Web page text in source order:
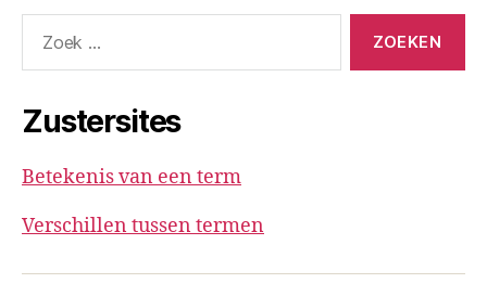
naar:
Zustersites
Betekenis van een term
Verschillen tussen termen